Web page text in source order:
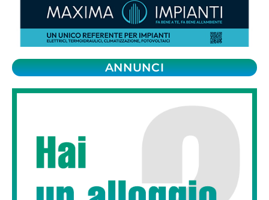
ANNUNCI